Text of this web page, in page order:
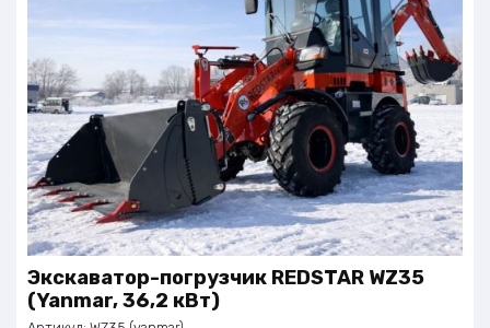
Экскаватор-погрузчик REDSTAR WZ35
(Yanmar, 36,2 кВт)